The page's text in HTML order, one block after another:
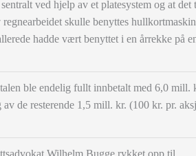
ved hjelp av et platesystem og at det
regnearbeidet skulle benyttes
hadde vært benyttet i en årrekke på
ble endelig fullt innbetalt med 6,0 mill.
de resterende 1,5 mill. kr. (100 kr. pr.
Wilhelm Bugge rykket opp til